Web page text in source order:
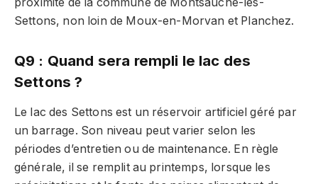
Settons, non loin de Moux-en-Morvan et Planchez.
Q9 : Quand sera rempli le lac des
Settons ?
Le lac des Settons est un réservoir artificiel géré par
un barrage. Son niveau peut varier selon les
périodes d’entretien ou de maintenance. En règle
générale, il se remplit au printemps, lorsque les